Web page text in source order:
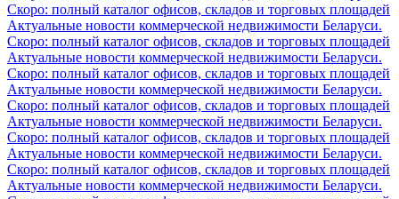
Скоро: полный каталог офисов, складов и торговых площадей
Актуальные новости коммерческой недвижимости Беларуси.
Скоро: полный каталог офисов, складов и торговых площадей
Актуальные новости коммерческой недвижимости Беларуси.
Скоро: полный каталог офисов, складов и торговых площадей
Актуальные новости коммерческой недвижимости Беларуси.
Скоро: полный каталог офисов, складов и торговых площадей
Актуальные новости коммерческой недвижимости Беларуси.
Скоро: полный каталог офисов, складов и торговых площадей
Актуальные новости коммерческой недвижимости Беларуси.
Скоро: полный каталог офисов, складов и торговых площадей
Актуальные новости коммерческой недвижимости Беларуси.